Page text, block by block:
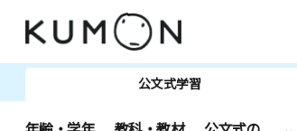
公文式学習